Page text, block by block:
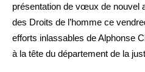
présentation de vœux de nouvel
des Droits de l’homme ce
efforts inlassables de Alphonse
à la tête du département de la